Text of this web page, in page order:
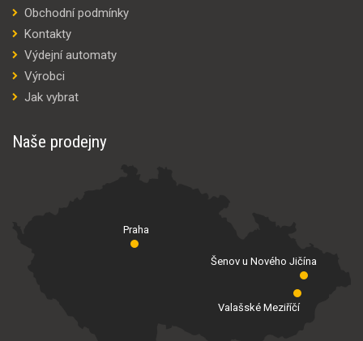
Obchodní podmínky
Kontakty
Výdejní automaty
Výrobci
Jak vybrat
Naše prodejny
Praha
Valašské Meziříčí
Šenov u Nového Jičína